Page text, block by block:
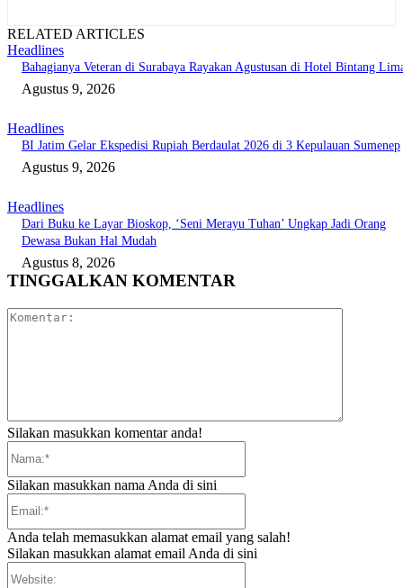
RELATED ARTICLES
Headlines
Bahagianya Veteran di Surabaya Rayakan Agustusan di Hotel Bintang
Agustus 9, 2026
Headlines
BI Jatim Gelar Ekspedisi Rupiah Berdaulat 2026 di 3 Kepulauan Sumenep
Agustus 9, 2026
Headlines
Dari Buku ke Layar Bioskop, ‘Seni Merayu Tuhan’ Ungkap Jadi Orang
Dewasa Bukan Hal Mudah
Agustus 8, 2026
TINGGALKAN KOMENTAR
Silakan masukkan komentar anda!
Silakan masukkan nama Anda di sini
Anda telah memasukkan alamat email yang salah!
Silakan masukkan alamat email Anda di sini